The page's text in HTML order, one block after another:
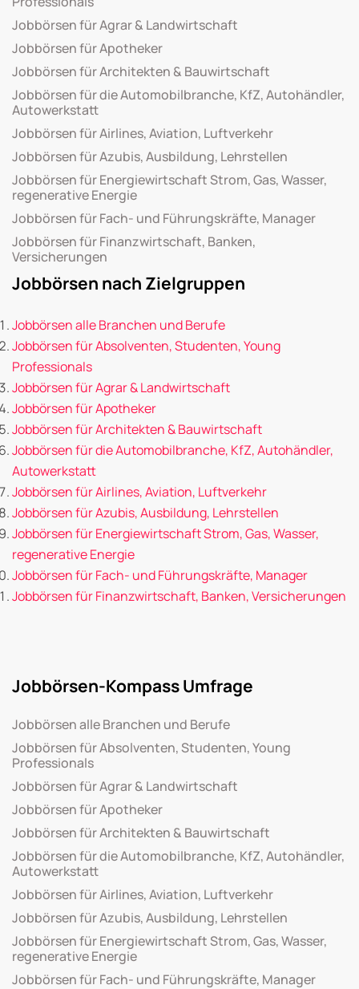
Jobbörsen für Agrar & Landwirtschaft
Jobbörsen für Apotheker
Jobbörsen für Architekten & Bauwirtschaft
Jobbörsen für die Automobilbranche, KfZ, Autohändler,
Autowerkstatt
Jobbörsen für Airlines, Aviation, Luftverkehr
Jobbörsen für Azubis, Ausbildung, Lehrstellen
Jobbörsen für Energiewirtschaft Strom, Gas, Wasser,
regenerative Energie
Jobbörsen für Fach- und Führungskräfte, Manager
Jobbörsen für Finanzwirtschaft, Banken,
Versicherungen
Jobbörsen nach Zielgruppen
Jobbörsen alle Branchen und Berufe
Jobbörsen für Absolventen, Studenten, Young
Professionals
Jobbörsen für Agrar & Landwirtschaft
Jobbörsen für Apotheker
Jobbörsen für Architekten & Bauwirtschaft
Jobbörsen für die Automobilbranche, KfZ, Autohändler,
Autowerkstatt
Jobbörsen für Airlines, Aviation, Luftverkehr
Jobbörsen für Azubis, Ausbildung, Lehrstellen
Jobbörsen für Energiewirtschaft Strom, Gas, Wasser,
regenerative Energie
Jobbörsen für Fach- und Führungskräfte, Manager
Jobbörsen für Finanzwirtschaft, Banken, Versicherungen
Jobbörsen-Kompass Umfrage
Jobbörsen alle Branchen und Berufe
Jobbörsen für Absolventen, Studenten, Young
Professionals
Jobbörsen für Agrar & Landwirtschaft
Jobbörsen für Apotheker
Jobbörsen für Architekten & Bauwirtschaft
Jobbörsen für die Automobilbranche, KfZ, Autohändler,
Autowerkstatt
Jobbörsen für Airlines, Aviation, Luftverkehr
Jobbörsen für Azubis, Ausbildung, Lehrstellen
Jobbörsen für Energiewirtschaft Strom, Gas, Wasser,
regenerative Energie
Jobbörsen für Fach- und Führungskräfte, Manager